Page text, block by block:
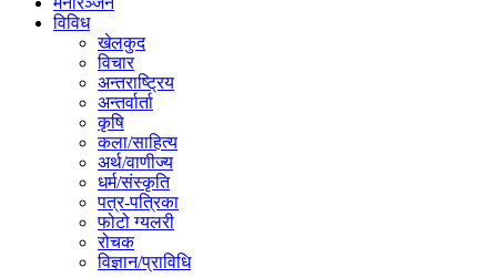
विविध
खेलकुद
विचार
अन्तराष्ट्रिय
अन्तर्वार्ता
कृषि
कला/साहित्य
अर्थ/वाणीज्य
धर्म/संस्कृति
पत्र-पत्रिका
फोटो ग्यलरी
रोचक
विज्ञान/प्राविधि